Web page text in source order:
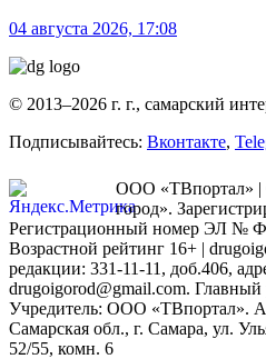
04 августа 2026, 17:08
© 2013–2026 г. г., самарский
Подписывайтесь: Вконтакте,
ООО «ТВпортал» |
город».
Регистрационный номер ЭЛ №
Возрастной рейтинг 16+ |
редакции: 331-11-11, доб.406,
drugoigorod@gmail.com.
Учредитель: ООО «ТВпортал».
Самарская обл., г. Самара, ул.
52/55, комн. 6